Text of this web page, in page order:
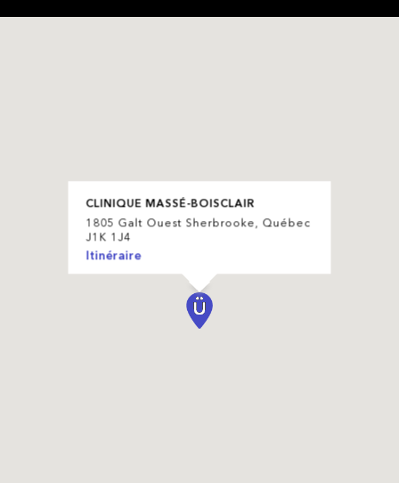
CLINIQUE MASSÉ-BOISCLAIR
1805 Galt Ouest Sherbrooke, Québec
J1K 1J4
Itinéraire